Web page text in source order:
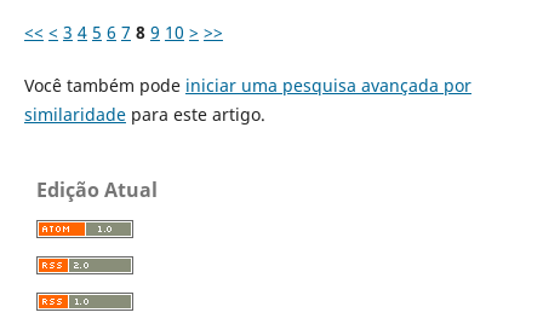
<< < 3 4 5 6 7 8 9 10 > >>
Você também pode iniciar uma pesquisa avançada por
similaridadepara este artigo.
Edição Atual